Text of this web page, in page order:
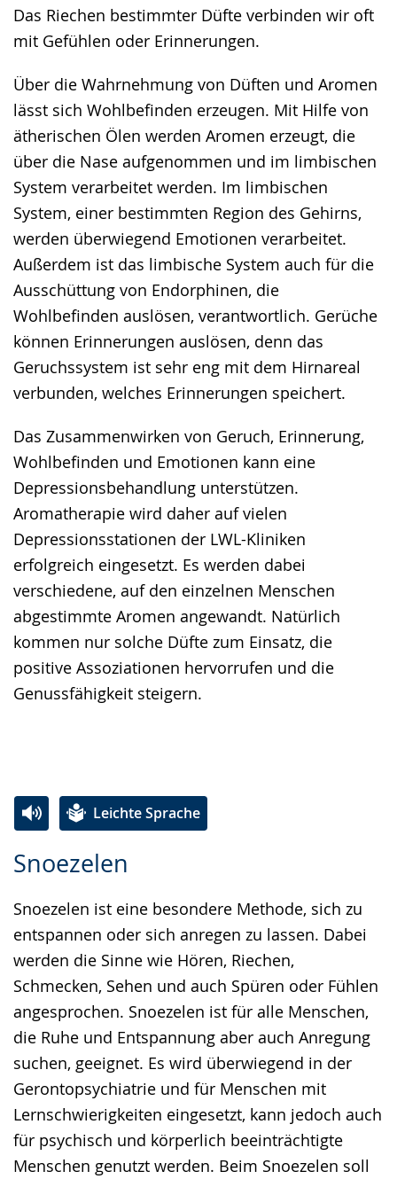
Das Riechen bestimmter Düfte verbinden wir oft
mit Gefühlen oder Erinnerungen.
Über die Wahrnehmung von Düften und Aromen
lässt sich Wohlbefinden erzeugen. Mit Hilfe von
ätherischen Ölen werden Aromen erzeugt, die
über die Nase aufgenommen und im limbischen
System verarbeitet werden. Im limbischen
System, einer bestimmten Region des Gehirns,
werden überwiegend Emotionen verarbeitet.
Außerdem ist das limbische System auch für die
Ausschüttung von Endorphinen, die
Wohlbefinden auslösen, verantwortlich. Gerüche
können Erinnerungen auslösen, denn das
Geruchssystem ist sehr eng mit dem Hirnareal
verbunden, welches Erinnerungen speichert.
Das Zusammenwirken von Geruch, Erinnerung,
Wohlbefinden und Emotionen kann eine
Depressionsbehandlung unterstützen.
Aromatherapie wird daher auf vielen
Depressionsstationen der LWL-Kliniken
erfolgreich eingesetzt. Es werden dabei
verschiedene, auf den einzelnen Menschen
abgestimmte Aromen angewandt. Natürlich
kommen nur solche Düfte zum Einsatz, die
positive Assoziationen hervorrufen und die
Genussfähigkeit steigern.
wechseln.
Deutscher
Gebärdensprache
wird
angezeigt.
Snoezelen
Snoezelen ist eine besondere Methode, sich zu
entspannen oder sich anregen zu lassen. Dabei
werden die Sinne wie Hören, Riechen,
Schmecken, Sehen und auch Spüren oder Fühlen
angesprochen. Snoezelen ist für alle Menschen,
die Ruhe und Entspannung aber auch Anregung
suchen, geeignet. Es wird überwiegend in der
Gerontopsychiatrie und für Menschen mit
Lernschwierigkeiten eingesetzt, kann jedoch auch
für psychisch und körperlich beeinträchtigte
Menschen genutzt werden. Beim Snoezelen soll
Leichte Sprache
Leichten
wechseln.
Audio-
Video
Deutscher
Gebärdensprache
wird
angezeigt.